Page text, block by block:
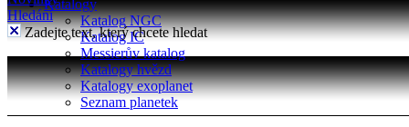
Katalogy
Katalog NGC
Katalog IC
Messierův katalog
Katalogy hvězd
Katalogy exoplanet
Seznam planetek
Hledání
Zadejte text, který chcete hledat